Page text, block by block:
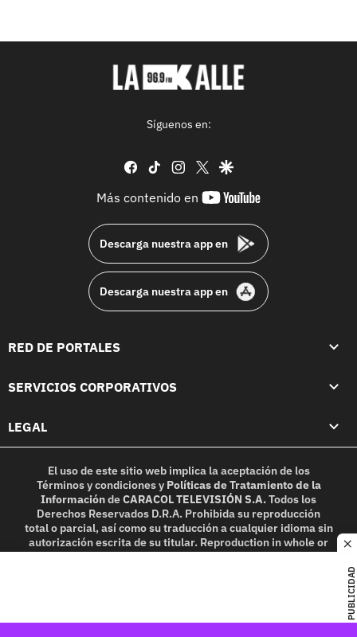
PUBLICIDAD
Síguenos en:
facebook
tiktok instagram
twittergoogle
Más contenido en
youtube-
Descarga nuestra app en
Descarga nuestra app en
RED DE PORTALES
SERVICIOS CORPORATIVOS
LEGAL
El uso de este sitio web implica la aceptación de los
Términos y condicionesy Políticas de Tratamiento de la
InformacióndeCARACOL TELEVISIÓN S.A.Todos los
Derechos Reservados D.R.A. Prohibida su reproducción
total o parcial, así como su traducción a cualquier idioma sin
autorización escrita de su titular. Reproduction in whole or
in part, or translation without written permission is